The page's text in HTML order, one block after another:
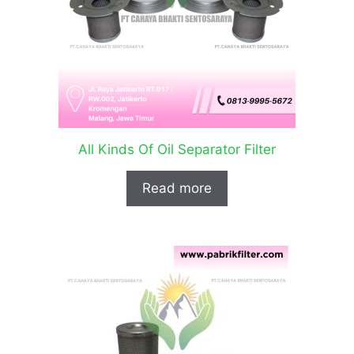
All Kinds Of Oil Separator Filter
Read more